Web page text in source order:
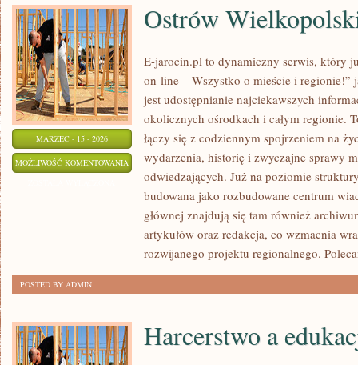
MARZEC - 15 - 2026
MOŻLIWOŚĆ KOMENTOWANIA OSTRÓW
WIELKOPOLSKI
Ostrów
E-jarocin.pl to dynamiczny serwis, który
on-line – Wszystko o mieście i regionie!”
jest udostępnianie najciekawszych
okolicznych ośrodkach i całym regionie.
łączy się z codziennym spojrzeniem na
wydarzenia, historię i zwyczajne sprawy
odwiedzających. Już na poziomie
budowana jako rozbudowane centrum
głównej znajdują się tam również
artykułów oraz redakcja, co wzmacnia
rozwijanego projektu regionalnego.
POSTED BY ADMIN
Harcerstwo a